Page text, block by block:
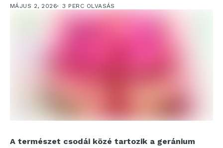
MÁJUS 2, 2026 3 PERC OLVASÁS
A természet csodái közé tartozik a geránium